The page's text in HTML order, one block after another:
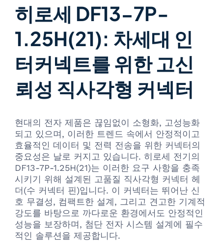
히로세 DF13-7P-
1.25H(21): 차세대 인
터커넥트를 위한 고신
뢰성 직사각형 커넥터
현대의 전자 제품은 끊임없이 소형화, 고성능화
되고 있으며, 이러한 트렌드 속에서 안정적이고
효율적인 데이터 및 전력 전송을 위한 커넥터의
중요성은 날로 커지고 있습니다. 히로세 전기의
DF13-7P-1.25H(21)는 이러한 요구 사항을 충족
시키기 위해 설계된 고품질 직사각형 커넥터 헤
더(수 커넥터 핀)입니다. 이 커넥터는 뛰어난 신
호 무결성, 컴팩트한 설계, 그리고 견고한 기계적
강도를 바탕으로 까다로운 환경에서도 안정적인
성능을 보장하며, 첨단 전자 시스템 설계에 필수
적인 솔루션을 제공합니다.